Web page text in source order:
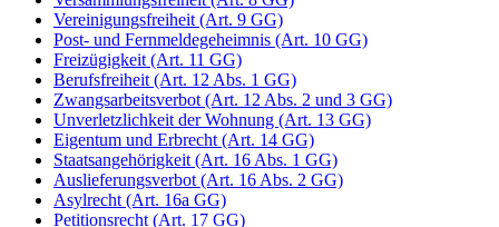
Vereinigungsfreiheit (Art. 9 GG)
Post- und Fernmeldegeheimnis (Art. 10 GG)
Freizügigkeit (Art. 11 GG)
Berufsfreiheit (Art. 12 Abs. 1 GG)
Zwangsarbeitsverbot (Art. 12 Abs. 2 und 3 GG)
Unverletzlichkeit der Wohnung (Art. 13 GG)
Eigentum und Erbrecht (Art. 14 GG)
Staatsangehörigkeit (Art. 16 Abs. 1 GG)
Auslieferungsverbot (Art. 16 Abs. 2 GG)
Asylrecht (Art. 16a GG)
Petitionsrecht (Art. 17 GG)